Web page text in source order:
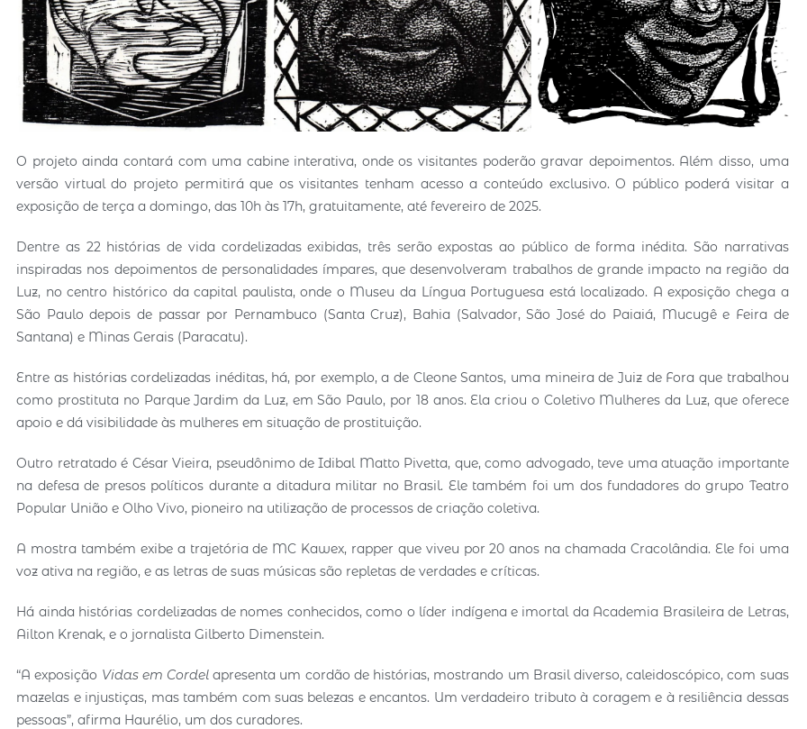
O projeto ainda contará com uma cabine interativa, onde os visitantes poderão gravar depoimentos. Além disso, uma
versão virtual do projeto permitirá que os visitantes tenham acesso a conteúdo exclusivo. O público poderá visitar a
exposição de terça a domingo, das 10h às 17h, gratuitamente, até fevereiro de 2025.
Dentre as 22 histórias de vida cordelizadas exibidas, três serão expostas ao público de forma inédita. São narrativas
inspiradas nos depoimentos de personalidades ímpares, que desenvolveram trabalhos de grande impacto na região da
Luz, no centro histórico da capital paulista, onde o Museu da Língua Portuguesa está localizado. A exposição chega a
São Paulo depois de passar por Pernambuco (Santa Cruz), Bahia (Salvador, São José do Paiaiá, Mucugê e Feira de
Santana) e Minas Gerais (Paracatu).
Entre as histórias cordelizadas inéditas, há, por exemplo, a de Cleone Santos, uma mineira de Juiz de Fora que trabalhou
como prostituta no Parque Jardim da Luz, em São Paulo, por 18 anos. Ela criou o Coletivo Mulheres da Luz, que oferece
apoio e dá visibilidade às mulheres em situação de prostituição.
Outro retratado é César Vieira, pseudônimo de Idibal Matto Pivetta, que, como advogado, teve uma atuação importante
na defesa de presos políticos durante a ditadura militar no Brasil. Ele também foi um dos fundadores do grupo Teatro
Popular União e Olho Vivo, pioneiro na utilização de processos de criação coletiva.
A mostra também exibe a trajetória de MC Kawex, rapper que viveu por 20 anos na chamada Cracolândia. Ele foi uma
voz ativa na região, e as letras de suas músicas são repletas de verdades e críticas.
Há ainda histórias cordelizadas de nomes conhecidos, como o líder indígena e imortal da Academia Brasileira de Letras,
Ailton Krenak, e o jornalista Gilberto Dimenstein.
“A exposição Vidas em Cordel apresenta um cordão de histórias, mostrando um Brasil diverso, caleidoscópico, com suas
mazelas e injustiças, mas também com suas belezas e encantos. Um verdadeiro tributo à coragem e à resiliência dessas
pessoas”, afirma Haurélio, um dos curadores.